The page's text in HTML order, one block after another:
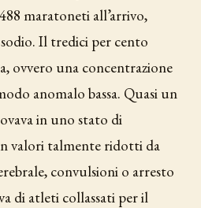
maratoneti all’arrivo,
Il tredici per cento
ovvero una concentrazione
anomalo bassa. Quasi un
in uno stato di
valori talmente ridotti da
convulsioni o arresto
di atleti collassati per il